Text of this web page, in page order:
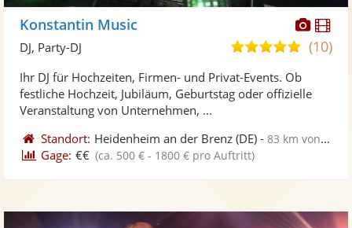
Konstantin Music
5,0
5
(10)
DJ, Party-DJ
Ihr DJ für Hochzeiten, Firmen- und Privat-Events. Ob
festliche Hochzeit, Jubiläum, Geburtstag oder offizielle
Veranstaltung von Unternehmen, ...
Standort: Heidenheim an der Brenz (DE) -83 km von Sindelfingen
Gage: €€ (ca. 500 € - 1800 € pro Auftritt)